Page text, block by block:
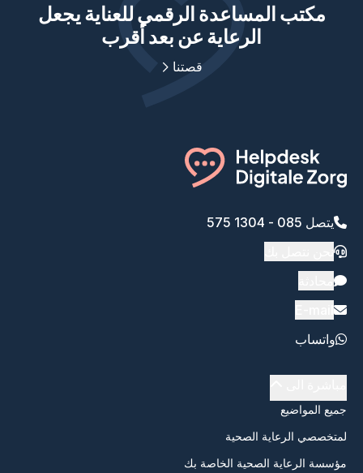
مكتب المساعدة الرقمي للعناية يجعل
الرعاية عن بعد أقرب
قصتنا
يتصل 085 - 1304 575
واتساب
جميع المواضيع
لمتخصصي الرعاية الصحية
مؤسسة الرعاية الصحية الخاصة بك